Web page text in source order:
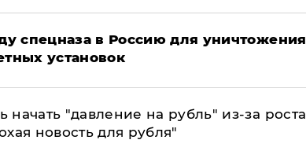
спецназа в Россию для уничтожения
установок
"давление на рубль" из-за роста
новость для рубля"